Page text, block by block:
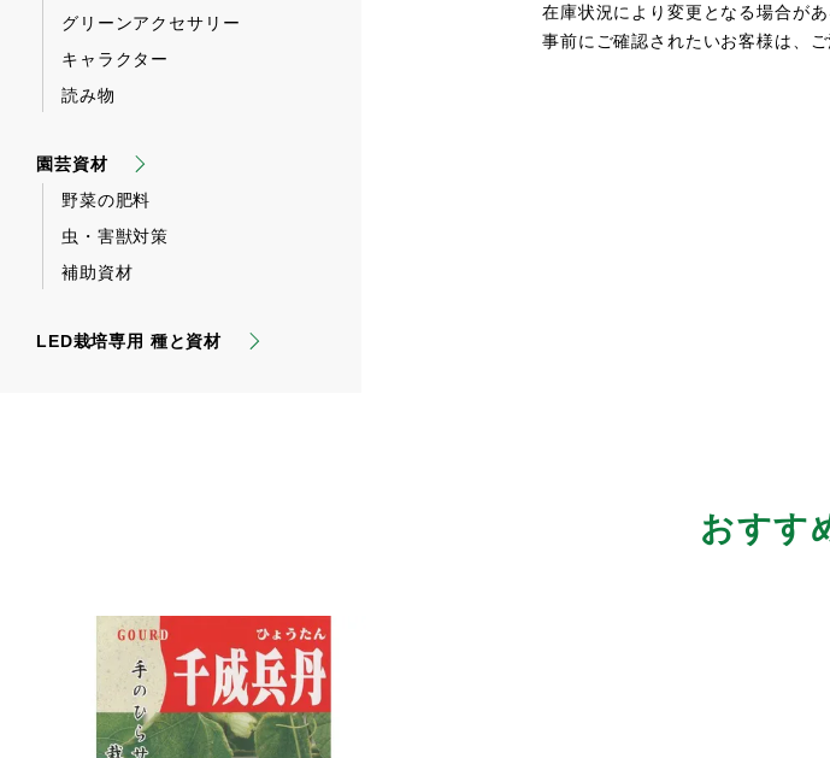
グリーンアクセサリー
キャラクター
読み物
園芸資材
野菜の肥料
虫・害獣対策
補助資材
LED栽培専用 種と資材
在庫状況により変更となる場合が
事前にご確認されたいお客様は、
おすす